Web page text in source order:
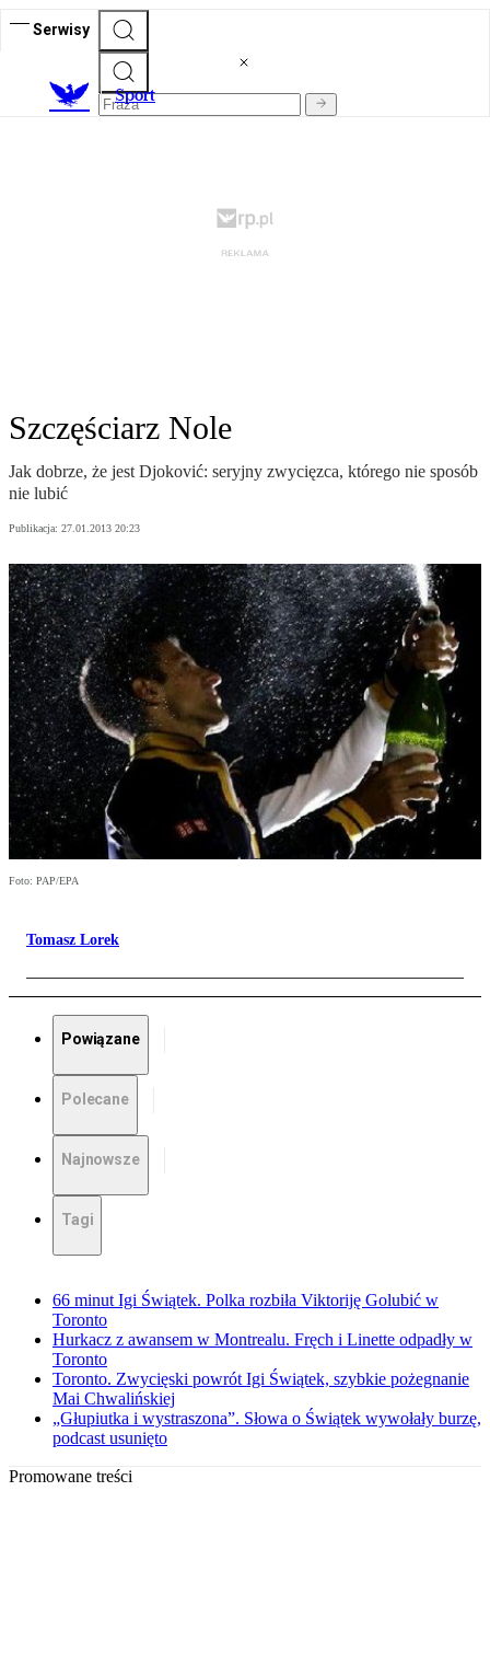
Serwisy
Sport
Szczęściarz Nole
Jak dobrze, że jest Djoković: seryjny zwycięzca, którego nie sposób
nie lubić
Publikacja: 27.01.2013 20:23
Foto: PAP/EPA
Tomasz Lorek
Powiązane
Polecane
Najnowsze
Tagi
66 minut Igi Świątek. Polka rozbiła Viktoriję Golubić w
Toronto
Hurkacz z awansem w Montrealu. Fręch i Linette odpadły w
Toronto
Toronto. Zwycięski powrót Igi Świątek, szybkie pożegnanie
Mai Chwalińskiej
„Głupiutka i wystraszona”. Słowa o Świątek wywołały burzę,
podcast usunięto
Promowane treści